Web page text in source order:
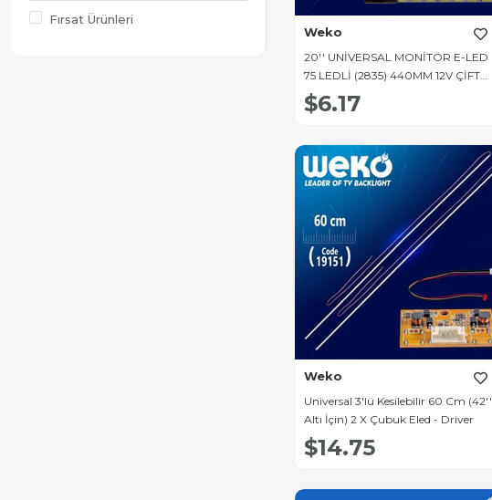
Awox Led Bar
Fırsat Ürünleri
Weko
20'' UNİVERSAL MONİTÖR E-LED
75 LEDLİ (2835) 440MM 12V ÇİFT
LED+SÜRÜCÜ+KABLO TAKIM
$6.17
Weko
Universal 3'lü Kesilebilir 60 Cm (42''
Altı İçin) 2 X Çubuk Eled - Driver
$14.75